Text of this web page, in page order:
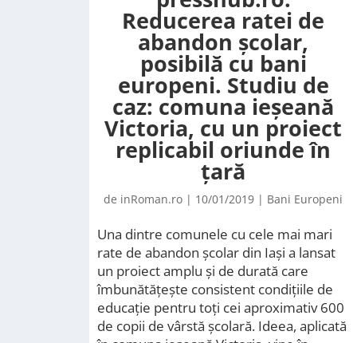
Reducerea ratei de
abandon școlar,
posibilă cu bani
europeni. Studiu de
caz: comuna ieșeană
Victoria, cu un proiect
replicabil oriunde în
țară
de inRoman.ro | 10/01/2019 | Bani Europeni
Una dintre comunele cu cele mai mari
rate de abandon școlar din Iași a lansat
un proiect amplu și de durată care
îmbunătățește consistent condițiile de
educație pentru toți cei aproximativ 600
de copii de vârstă școlară. Ideea, aplicată